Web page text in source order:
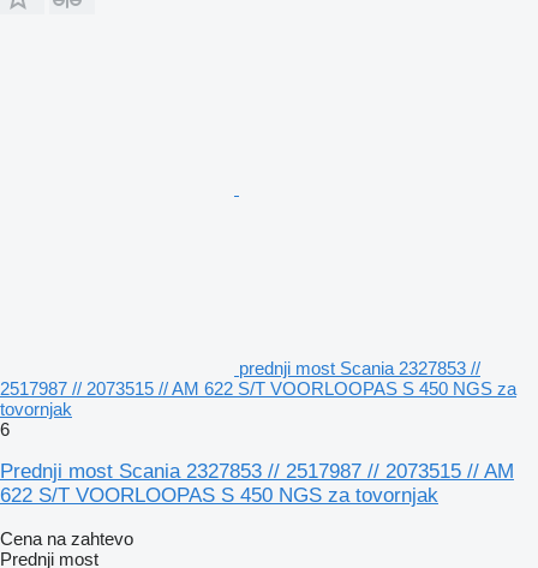
prednji most Scania 2327853 //
2517987 // 2073515 // AM 622 S/T VOORLOOPAS S 450 NGS za
tovornjak
6
Prednji most Scania 2327853 // 2517987 // 2073515 // AM
622 S/T VOORLOOPAS S 450 NGS za tovornjak
Cena na zahtevo
Prednji most